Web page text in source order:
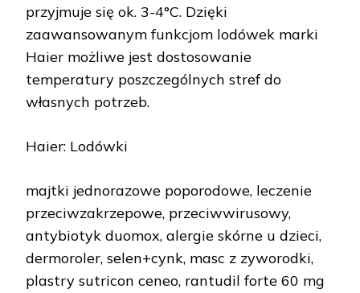
przyjmuje się ok. 3-4°C. Dzięki
zaawansowanym funkcjom lodówek marki
Haier możliwe jest dostosowanie
temperatury poszczególnych stref do
własnych potrzeb.
Haier: Lodówki
majtki jednorazowe poporodowe, leczenie
przeciwzakrzepowe, przeciwwirusowy,
antybiotyk duomox, alergie skórne u dzieci,
dermoroler, selen+cynk, masc z zyworodki,
plastry sutricon ceneo, rantudil forte 60 mg